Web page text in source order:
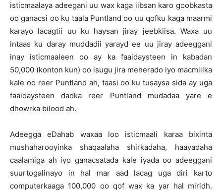
isticmaalaya adeegani uu wax kaga iibsan karo goobkasta
oo ganacsi oo ku taala Puntland oo uu qofku kaga maarmi
karayo lacagtii uu ku haysan jiray jeebkiisa. Waxa uu
intaas ku daray muddadii yarayd ee uu jiray adeeggani
inay isticmaaleen oo ay ka faaidaysteen in kabadan
50,000 (konton kun) oo isugu jira meherado iyo macmiilka
kale oo reer Puntland ah, taasi oo ku tusaysa sida ay uga
faaidaysteen dadka reer Puntland mudadaa yare e
dhowrka bilood ah.
Adeegga eDahab waxaa loo isticmaali karaa bixinta
mushaharooyinka shaqaalaha shirkadaha, haayadaha
caalamiga ah iyo ganacsatada kale iyada oo adeeggani
suurtogalinayo in hal mar aad lacag uga diri karto
computerkaaga 100,000 oo qof wax ka yar hal miridh.